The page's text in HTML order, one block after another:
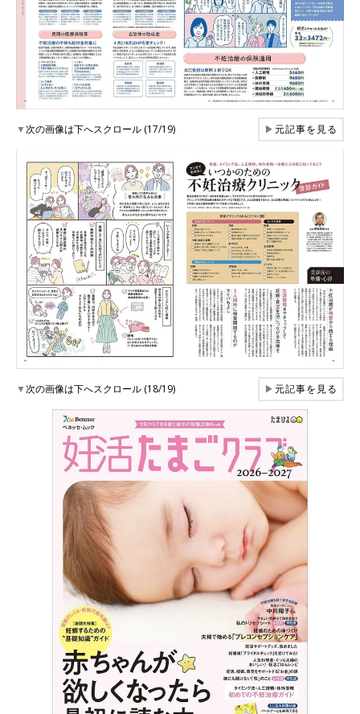
▼次の画像は下へスクロール (17/19) ▶元記事を見る
▼次の画像は下へスクロール (18/19) ▶元記事を見る